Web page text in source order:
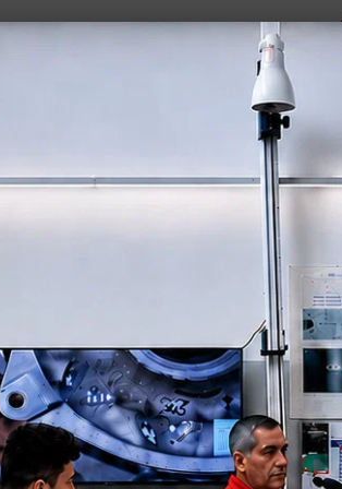
S O L I D O G R A F I A
T I M A C C H I N E
OCULUX 🔭